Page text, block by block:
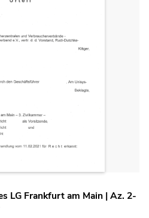
LG Frankfurt am Main | Az. 2-